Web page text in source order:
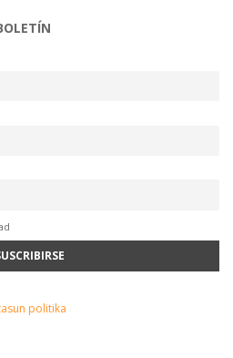
politika